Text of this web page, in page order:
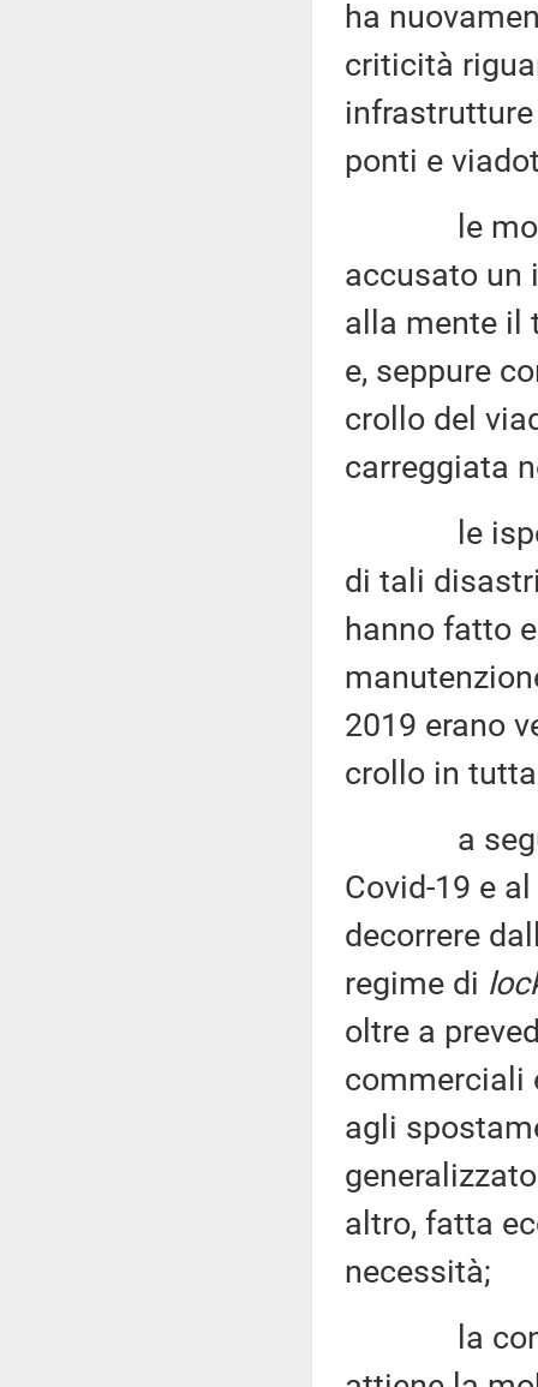
ha
criticità
ponti e
le
accusato un
alla mente il
e, seppure
crollo del
carreggiata
le
di tali
hanno fatto
2019 erano
crollo in
a seguito
Covid-19 e
decorrere
regime di
oltre a
commerciali
agli
altro, fatta
necessità;
la